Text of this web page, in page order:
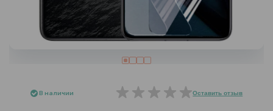
В наличии Оставить отзыв